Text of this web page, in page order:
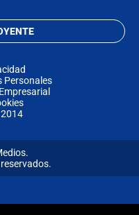
Personales
2014